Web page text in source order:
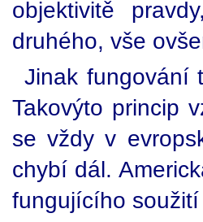
objektivitě
druhého, vše
Jinak fungování
Takovýto princip
se vždy v
chybí dál.
fungujícího